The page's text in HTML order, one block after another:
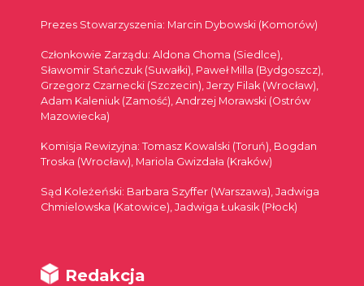
Prezes Stowarzyszenia: Marcin Dybowski (Komorów)
Członkowie Zarządu: Aldona Choma (Siedlce),
Sławomir Stańczuk (Suwałki), Paweł Milla (Bydgoszcz),
Grzegorz Czarnecki (Szczecin), Jerzy Filak (Wrocław),
Adam Kaleniuk (Zamość), Andrzej Morawski (Ostrów
Mazowiecka)
Komisja Rewizyjna: Tomasz Kowalski (Toruń), Bogdan
Troska (Wrocław), Mariola Gwizdała (Kraków)
Sąd Koleżeński: Barbara Szyffer (Warszawa), Jadwiga
Chmielowska (Katowice), Jadwiga Łukasik (Płock)
Redakcja